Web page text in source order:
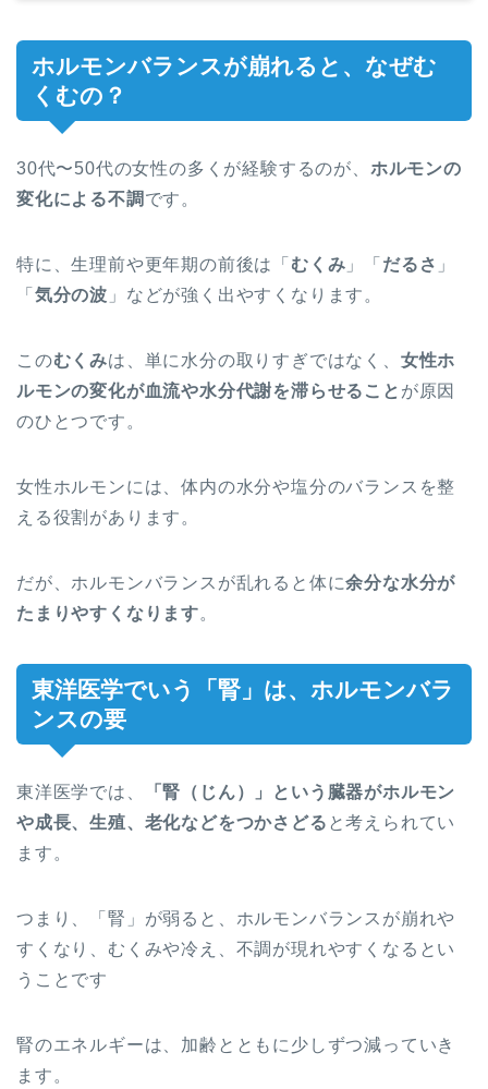
ホルモンバランスが崩れると、なぜむ
くむの？
30代〜50代の女性の多くが経験するのが、 ホルモンの
変化による不調 です。
特に、生理前や更年期の前後は「 むくみ 」「 だるさ 」
「 気分の波 」などが強く出やすくなります。
このむくみは、単に水分の取りすぎではなく、 女性ホ
ルモンの変化が血流や水分代謝を滞らせること が原因
のひとつです。
女性ホルモンには、体内の水分や塩分のバランスを整
える役割があります。
だが、ホルモンバランスが乱れると体に余分な水分が
たまりやすくなります。
東洋医学でいう「腎」は、ホルモンバラ
ンスの要
東洋医学では、
「腎（じん）」という臓器がホルモン
や成長、生殖、老化などをつかさどる と考えられてい
ます。
つまり、「腎」が弱ると、ホルモンバランスが崩れや
すくなり、むくみや冷え、不調が現れやすくなるとい
うことです
腎のエネルギーは、加齢とともに少しずつ減っていき
ます。